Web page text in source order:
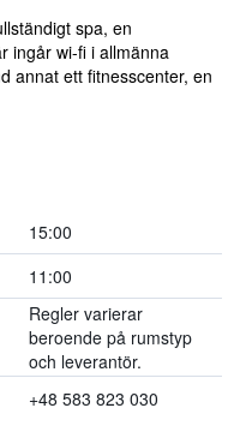
spa, en
ingår wi-fi i allmänna
annat ett fitnesscenter, en
15:00
11:00
Regler varierar
beroende på rumstyp
och leverantör.
+48 583 823 030